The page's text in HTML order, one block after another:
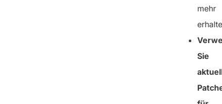
mehr
Sie